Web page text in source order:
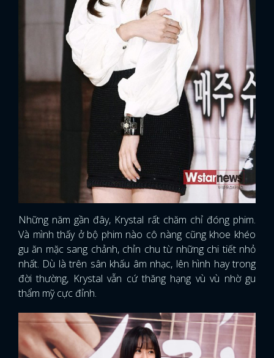
Những năm gần đây, Krystal rất chăm chỉ đóng phim.
Và mình thấy ở bộ phim nào cô nàng cũng khoe khéo
gu ăn mặc sang chảnh, chỉn chu từ những chi tiết nhỏ
nhất. Dù là trên sân khấu âm nhạc, lên hình hay trong
đời thường, Krystal vẫn cứ thăng hạng vù vù nhờ gu
thẩm mỹ cực đỉnh.